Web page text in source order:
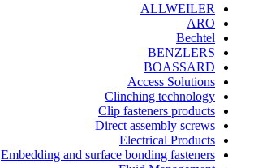
ALLWEILER
ARO
Bechtel
BENZLERS
BOASSARD
Access Solutions
Clinching technology
Clip fasteners products
Direct assembly screws
Electrical Products
Embedding and surface bonding fasteners